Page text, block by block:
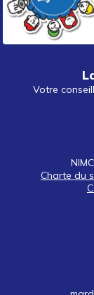
Votre
Charte du